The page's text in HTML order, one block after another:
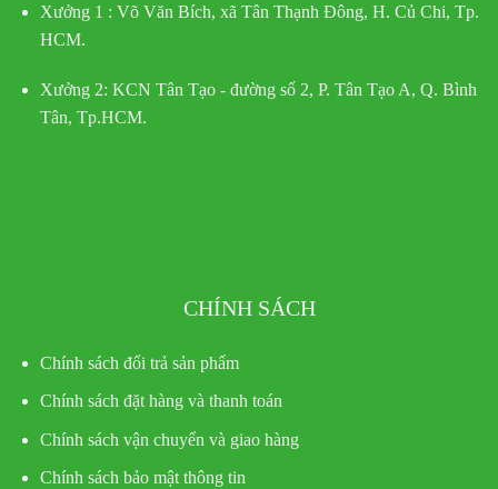
Xưởng 1 : Võ Văn Bích, xã Tân Thạnh Đông, H. Củ Chi, Tp.
HCM.
Xưởng 2: KCN Tân Tạo - đường số 2, P. Tân Tạo A, Q. Bình
Tân, Tp.HCM.
CHÍNH SÁCH
Chính sách đổi trả sản phẩm
Chính sách đặt hàng và thanh toán
Chính sách vận chuyển và giao hàng
Chính sách bảo mật thông tin